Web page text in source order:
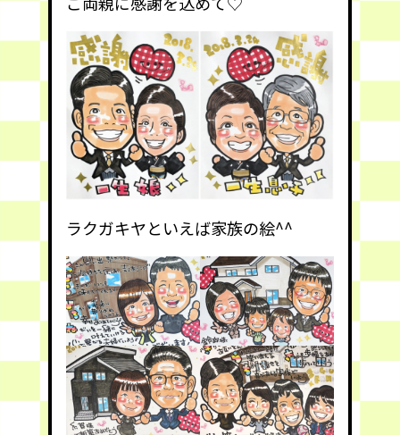
ラクガキヤといえば家族の絵^^